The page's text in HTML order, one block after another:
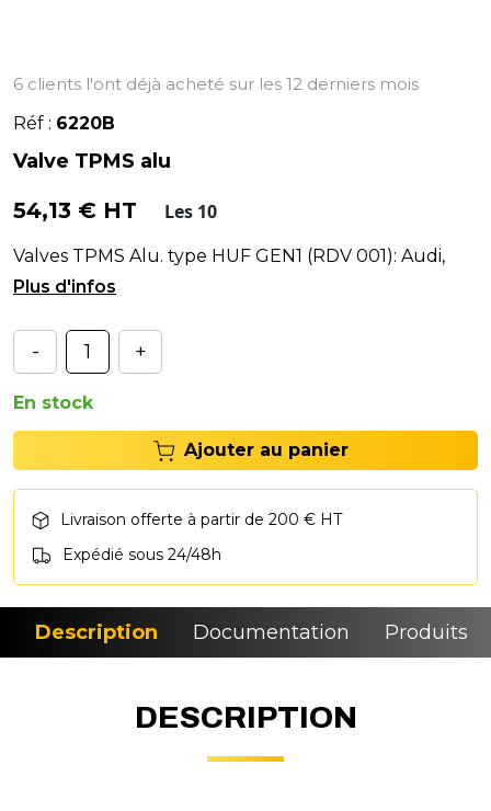
6 clients l'ont déjà acheté sur les 12 derniers mois
Réf : 6220B
Valve TPMS alu
54,13 € HT Les 10
Valves TPMS Alu. type HUF GEN1 (RDV 001): Audi,
BMW, Fiat, Kia, Mini, Porsche, VW
- +
En stock
Ajouter au panier
Livraison offerte à partir de 200 € HT
Expédié sous 24/48h
Description Documentation Produits
DESCRIPTION